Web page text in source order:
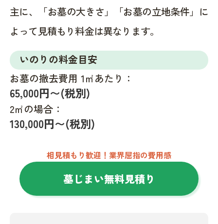
主に、「お墓の大きさ」「お墓の立地条件」に
よって見積もり料金は異なります。
いのりの料金目安
お墓の撤去費用 1㎡あたり：
65,000円〜(税別)
2㎡の場合：
130,000円〜(税別)
相見積もり歓迎！業界屈指の費用感
墓じまい無料見積り